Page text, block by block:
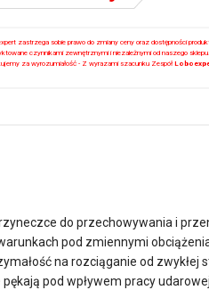
zastrzega sobie prawo do zmiany ceny oraz dostępności
czynnikami zewnętrznymi i niezależnymi od naszego sklepu.
za wyrozumiałość - Z wyrazami szacunku Zespół
do przechowywania i
pod zmiennymi
na rozciąganie od zwykłej
pod wpływem pracy udarowej.